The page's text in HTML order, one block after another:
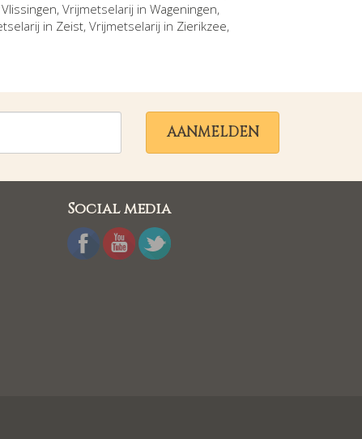
Vlissingen, Vrijmetselarij in Wageningen,
in Zeist, Vrijmetselarij in Zierikzee,
AANMELDEN
Social media